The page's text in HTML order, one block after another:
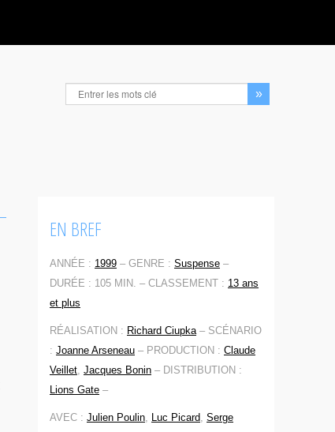
EN BREF
ANNÉE : 1999 – GENRE : Suspense –
DURÉE : 105 MIN. – CLASSEMENT : 13 ans
et plus
RÉALISATION : Richard Ciupka– SCÉNARIO
: Joanne Arseneau – PRODUCTION : Claude
Veillet, Jacques Bonin – DISTRIBUTION :
Lions Gate –
AVEC : Julien Poulin, Luc Picard, Serge